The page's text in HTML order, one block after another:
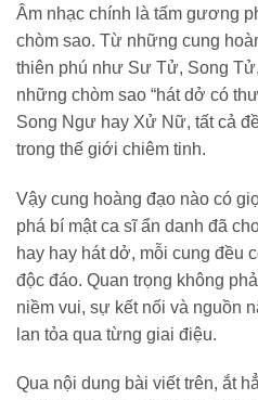
Âm nhạc chính là tấm gương
chòm sao. Từ những cung
thiên phú như Sư Tử, Song
những chòm sao “hát dở có
Song Ngư hay Xử Nữ, tất cả
trong thế giới chiêm tinh.
Vậy cung hoàng đạo nào có
phá bí mật ca sĩ ẩn danh đã
hay hay hát dở, mỗi cung đều
độc đáo. Quan trọng không
niềm vui, sự kết nối và nguồn
lan tỏa qua từng giai điệu.
Qua nội dung bài viết trên, ắt